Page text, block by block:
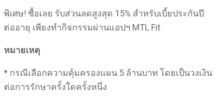
พิเศษ! ซื้อเลย รับส่วนลดสูงสุด 15% สำหรับเบี้ยประกันปี
ต่ออายุ เพียงทำกิจกรรมผ่านแอปฯ MTL Fit
หมายเหตุ
* กรณีเลือกความคุ้มครองแผน 5 ล้านบาท โดยเป็นวงเงิน
ต่อการรักษาครั้งใดครั้งหนึ่ง